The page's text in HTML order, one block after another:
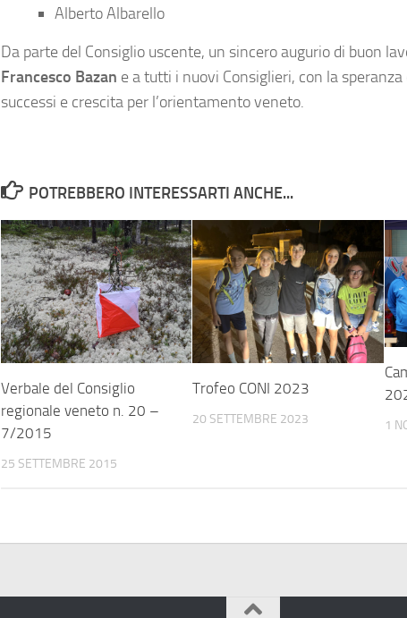
Alberto Albarello
Da parte del Consiglio uscente, un sincero augurio di buon
Francesco Bazan e a tutti i nuovi Consiglieri, con la
successi e crescita per l’orientamento veneto.
POTREBBERO INTERESSARTI ANCHE...
Verbale del Consiglio
regionale veneto n. 20 –
7/2015
25 SETTEMBRE 2015
Trofeo CONI 2023
20 SETTEMBRE 2023 1